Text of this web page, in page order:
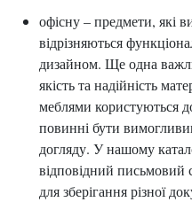
офісну – предмети, які
відрізняються
дизайном. Ще одна
якість та надійність
меблями користуються
повинні бути
догляду. У нашому
відповідний письмовий
для зберігання різної